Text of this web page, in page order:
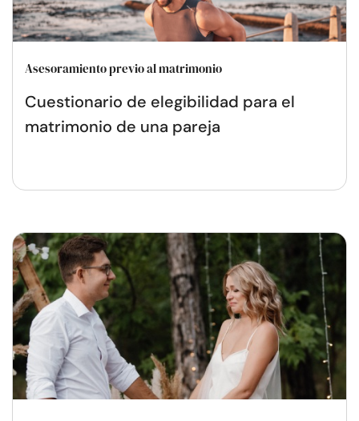
Asesoramiento previo al matrimonio
Cuestionario de elegibilidad para el
matrimonio de una pareja